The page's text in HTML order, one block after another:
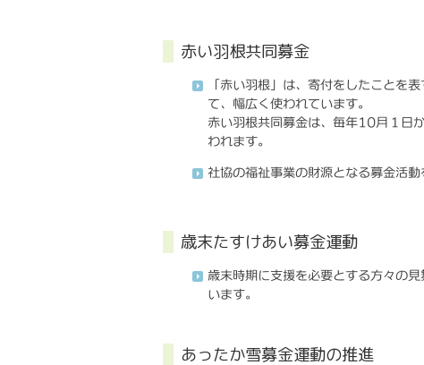
赤い羽根共同募金
「赤い羽根」は、寄付をしたことを
て、幅広く使われています。
赤い羽根共同募金は、毎年10月１日
われます。
社協の福祉事業の財源となる募金活
歳末たすけあい募金運動
歳末時期に支援を必要とする方々の
います。
あったか雪募金運動の推進